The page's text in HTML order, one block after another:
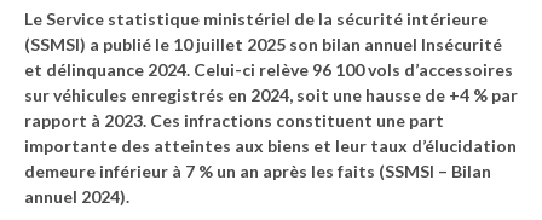
Le Service statistique ministériel de la sécurité intérieure
(SSMSI) a publié le 10 juillet 2025 son bilan annuel Insécurité
et délinquance 2024. Celui-ci relève 96 100 vols d’accessoires
sur véhicules enregistrés en 2024, soit une hausse de +4 % par
rapport à 2023. Ces infractions constituent une part
importante des atteintes aux biens et leur taux d’élucidation
demeure inférieur à 7 % un an après les faits (SSMSI – Bilan
annuel 2024).